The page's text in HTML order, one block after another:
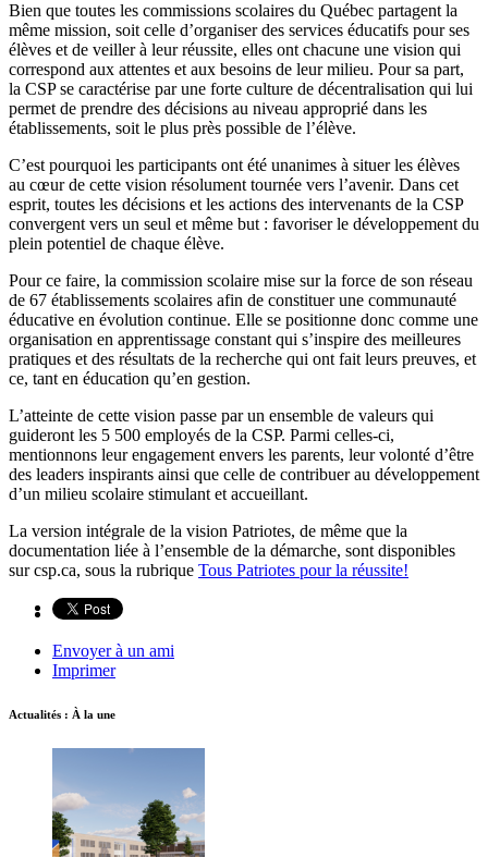
Bien que toutes les commissions scolaires du Québec partagent la
même mission, soit celle d’organiser des services éducatifs pour ses
élèves et de veiller à leur réussite, elles ont chacune une vision qui
correspond aux attentes et aux besoins de leur milieu. Pour sa part,
la CSP se caractérise par une forte culture de décentralisation qui lui
permet de prendre des décisions au niveau approprié dans les
établissements, soit le plus près possible de l’élève.
C’est pourquoi les participants ont été unanimes à situer les élèves
au cœur de cette vision résolument tournée vers l’avenir. Dans cet
esprit, toutes les décisions et les actions des intervenants de la CSP
convergent vers un seul et même but : favoriser le développement du
plein potentiel de chaque élève.
Pour ce faire, la commission scolaire mise sur la force de son réseau
de 67 établissements scolaires afin de constituer une communauté
éducative en évolution continue. Elle se positionne donc comme une
organisation en apprentissage constant qui s’inspire des meilleures
pratiques et des résultats de la recherche qui ont fait leurs preuves, et
ce, tant en éducation qu’en gestion.
L’atteinte de cette vision passe par un ensemble de valeurs qui
guideront les 5 500 employés de la CSP. Parmi celles-ci,
mentionnons leur engagement envers les parents, leur volonté d’être
des leaders inspirants ainsi que celle de contribuer au développement
d’un milieu scolaire stimulant et accueillant.
La version intégrale de la vision Patriotes, de même que la
documentation liée à l’ensemble de la démarche, sont disponibles
sur csp.ca, sous la rubrique Tous Patriotes pour la réussite!
Envoyer à un ami
Imprimer
Actualités : À la une